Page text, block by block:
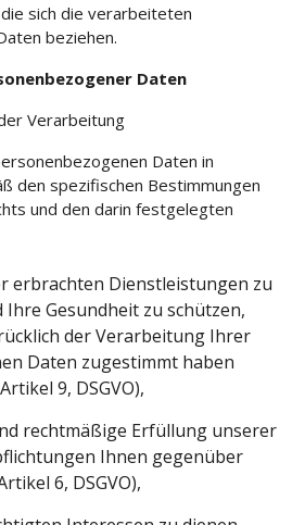
sich die verarbeiteten
beziehen.
Daten
Verarbeitung
Daten in
den spezifischen Bestimmungen
und den darin festgelegten
erbrachten Dienstleistungen zu
Gesundheit zu schützen,
der Verarbeitung Ihrer
Daten zugestimmt haben
9, DSGVO),
rechtmäßige Erfüllung unserer
Ihnen gegenüber
6, DSGVO),